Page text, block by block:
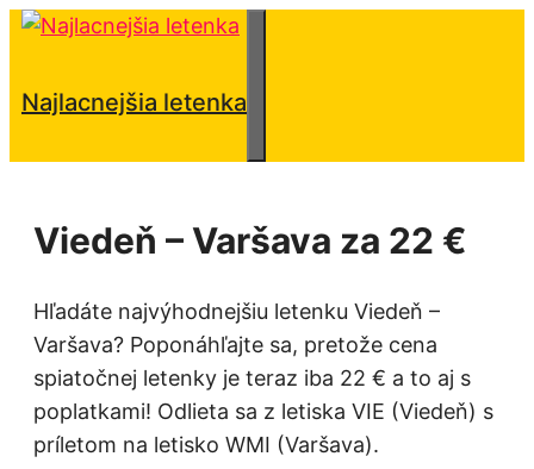
Preskočiť
obsah
Najlacnejšia letenka
Viedeň – Varšava za 22 €
Hľadáte najvýhodnejšiu letenku Viedeň –
Varšava? Poponáhľajte sa, pretože cena
spiatočnej letenky je teraz iba 22 € a to aj s
poplatkami! Odlieta sa z letiska VIE (Viedeň) s
príletom na letisko WMI (Varšava).